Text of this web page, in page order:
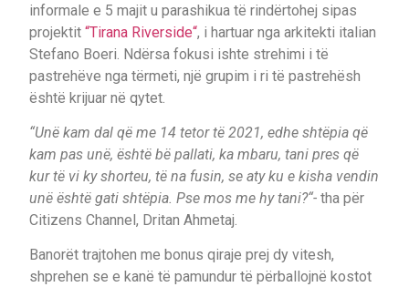
informale e 5 majit u parashikua të rindërtohej sipas
projektit “Tirana Riverside“, i hartuar nga arkitekti italian
Stefano Boeri. Ndërsa fokusi ishte strehimi i të
pastrehëve nga tërmeti, një grupim i ri të pastrehësh
është krijuar në qytet.
“Unë kam dal që me 14 tetor të 2021, edhe shtëpia që
kam pas unë, është bë pallati, ka mbaru, tani pres që
kur të vi ky shorteu, të na fusin, se aty ku e kisha vendin
unë është gati shtëpia. Pse mos me hy tani?“- tha për
Citizens Channel, Dritan Ahmetaj.
Banorët trajtohen me bonus qiraje prej dy vitesh,
shprehen se e kanë të pamundur të përballojnë kostot